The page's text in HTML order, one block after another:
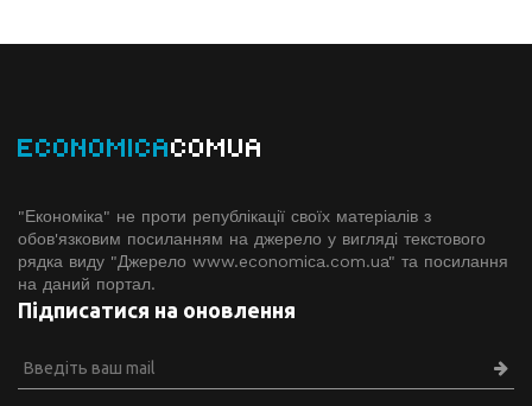
ECONOMICACOMUA
"Економіка" не проти републікації своїх матеріалів з
обов'язковим посиланням на джерело у вигляді текстового
рядка виду "Джерело www.economiсa.com.ua" та посилання
на даний портал.
Підписатися на оновлення